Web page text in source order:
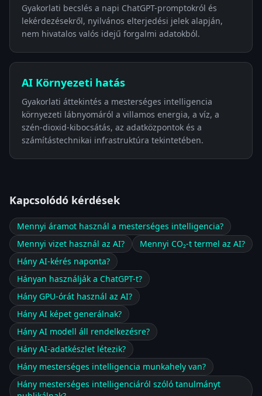
Gyakorlati becslés a napi ChatGPT-promptokról és
lekérdezésekről, nyilvános elterjedési jelek alapján,
nem hivatalos valós idejű forgalmi adatokból.
AI Környezeti hatás
Gyakorlati áttekintés a mesterséges intelligencia
környezeti lábnyomáról a villamos energia, a víz, a
szén-dioxid-kibocsátás, az adatközpontok és a
számítástechnikai infrastruktúra tekintetében.
Kapcsolódó kérdések
Mennyi áramot használ a mesterséges intelligencia?
Mennyi vizet használ az AI?
Mennyi CO₂-t termel az AI?
Hány AI-kérés naponta?
Hányan használják a ChatGPT-t?
Hány GPU-órát használ az AI?
Hány AI képet generálnak?
Hány AI modell áll rendelkezésre?
Hány AI-adatkészlet létezik?
Hány mesterséges intelligencia munkahely van?
Hány mesterséges intelligenciáról szóló tanulmányt